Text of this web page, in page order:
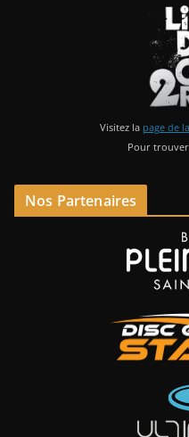
Visitez la page de
Pour
Nos Partenaires